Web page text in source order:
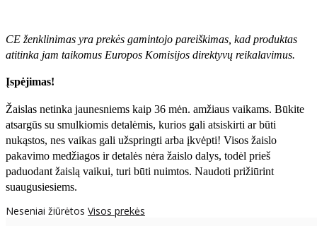
CE ženklinimas yra prekės gamintojo pareiškimas, kad produktas
atitinka jam taikomus Europos Komisijos direktyvų reikalavimus.
Įspėjimas!
Žaislas netinka jaunesniems kaip 36 mėn. amžiaus vaikams. Būkite
atsargūs su smulkiomis detalėmis, kurios gali atsiskirti ar būti
nukąstos, nes vaikas gali užspringti arba įkvėpti! Visos žaislо
pakavimo medžiagos ir detalės nėra žaislo dalys, todėl prieš
paduodant žaislą vaikui, turi būti nuimtos. Naudoti prižiūrint
suaugusiesiems.
Neseniai žiūrėtos Visos prekės